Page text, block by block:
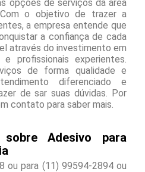
opções de serviços da área
o objetivo de trazer a
a empresa entende que
a confiança de cada
através do investimento em
profissionais experientes.
de forma qualidade e
diferenciado e
de sar suas dúvidas. Por
contato para saber mais.
Adesivo para
ou para (11) 99594-2894ou